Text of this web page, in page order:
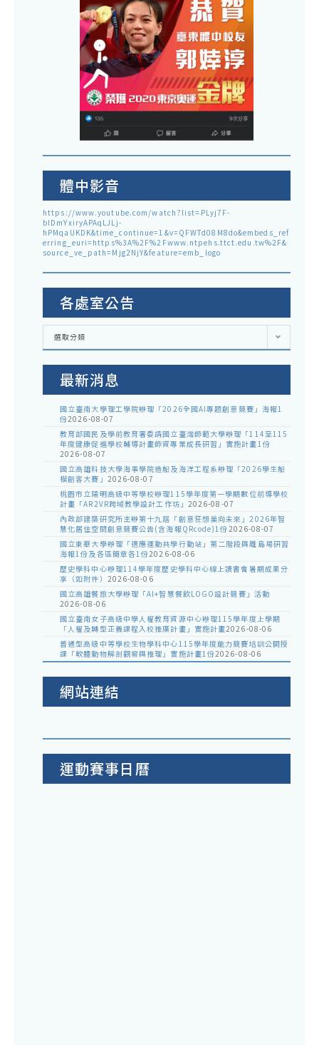
體中影音
https://www.youtube.com/watch?list=PLyj7F-
blDmYxiryAPAqLJLj-
hPMqaUKDK&time_continue=1&v=QFWTd08M8do&embeds_ref
erring_euri=https%3A%2F%2Fwww.ntpehs.ttct.edu.tw%2F&
source_ve_path=Mjg2NjY&feature=emb_logo
各處室公告
各
室
告
選取分類
最新消息
國立臺南大學理工學院辦理「2026全國AI專題創意競賽」海報1
份2026-08-07
教育部國民及學前教育署委請國立臺灣師範大學辦理「114至115
年度健康促進學校輔導計畫師資專業成長研習」實施計畫1份
2026-08-07
國立高雄科技大學海事學院造船及海洋工程系辦理「2026學生船
模創客大賽」 2026-08-07
桃園市立陽明高級中等學校辦理115學年度第一學期數位前導學校
計畫「AR2VR跨域教學設計工作坊」 2026-08-07
內政部建築研究所主辦第十九屆「創意狂想巢向未來」2026年智
慧化居住空間創意競賽公告(含海報QRcode)1份2026-08-07
國立東華大學辦理「適應運動共學行動站」第二階段與離島場研習
海報1份及各區簡章各1份2026-08-06
歷史學科中心辦理114學年度歷史學科中心線上讀書會暑期成果分
享（如附件） 2026-08-06
國立高雄餐旅大學辦理「AI+智慧餐飲LOGO設計競賽」活動
2026-08-06
國立臺南女子高級中學人權教育資源中心辦理115學年度上學期
「人權及轉型正義課程入校推廣計畫」實施計畫2026-08-06
普通型高級中等學校生物學科中心115學年度能力競賽培訓公開授
課「軟體動物解剖觀察與推理」實施計畫1份2026-08-06
網站連結
運動賽事日曆